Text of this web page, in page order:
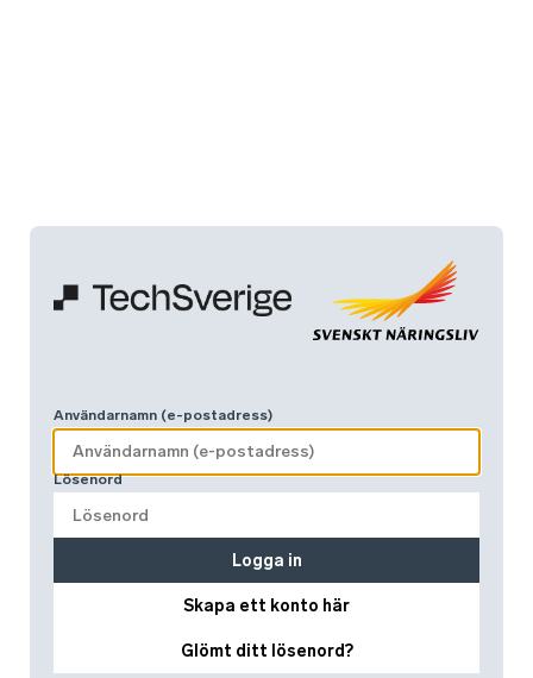
Användarnamn (e-postadress)
Lösenord
Skapa ett konto här
Glömt ditt lösenord?
Logga in